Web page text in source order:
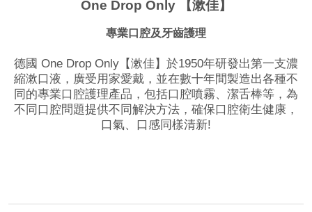
One Drop Only 【漱佳】
專業口腔及牙齒護理
德國 One Drop Only【漱佳】於1950年研發出第一支濃
縮漱口液，廣受用家愛戴，並在數十年間製造出各種不
同的專業口腔護理產品，包括口腔噴霧、潔舌棒等，為
不同口腔問題提供不同解決方法，確保口腔衛生健康，
口氣、口感同樣清新!